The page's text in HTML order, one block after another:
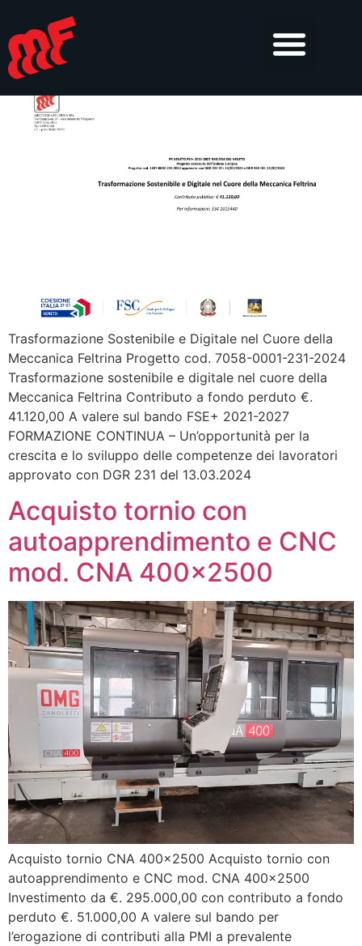
Progetto cod. 7058-0001-
231-2024
Trasformazione Sostenibile e Digitale nel Cuore della
Meccanica Feltrina Progetto cod. 7058-0001-231-2024
Trasformazione sostenibile e digitale nel cuore della
Meccanica Feltrina Contributo a fondo perduto €.
41.120,00 A valere sul bando FSE+ 2021-2027
FORMAZIONE CONTINUA – Un’opportunità per la
crescita e lo sviluppo delle competenze dei lavoratori
approvato con DGR 231 del 13.03.2024
Acquisto tornio con
autoapprendimento e CNC
mod. CNA 400×2500
Acquisto tornio CNA 400×2500 Acquisto tornio con
autoapprendimento e CNC mod. CNA 400×2500
Investimento da €. 295.000,00 con contributo a fondo
perduto €. 51.000,00 A valere sul bando per
l’erogazione di contributi alla PMI a prevalente